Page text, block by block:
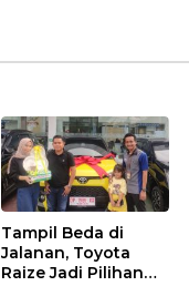
Tampil Beda di
Jalanan, Toyota
Raize Jadi Pilihan